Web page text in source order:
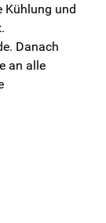
Kühlung und
Danach
an alle